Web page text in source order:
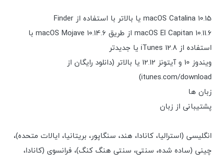
macOS Catalina 10.15 یا بالاتر با استفاده از Finder
macOS El Capitan 10.11.6 از طریق macOS Mojave 10.14.6 با
استفاده از iTunes 12.8 یا جدیدتر
ویندوز 10 و آیتونز 12.12 یا بالاتر (دانلود رایگان از
itunes.com/download)
زبان ها
پشتیبانی از زبان
انگلیسی (استرالیا، کانادا، هند، سنگاپور، بریتانیا، ایالات متحده)،
چینی (ساده شده، سنتی، سنتی هنگ کنگ)، فرانسوی (کانادا،